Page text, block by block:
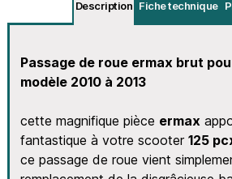
Description Fiche technique
Passage de roue ermax brut
modèle 2010 à 2013
cette magnifique pièce ermax
fantastique à votre scooter 125
ce passage de roue vient